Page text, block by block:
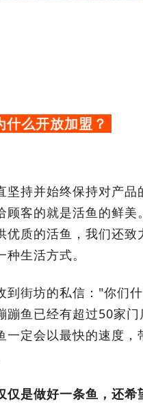
么开放加盟？
坚持并始终保持对产品
顾客的就是活鱼的鲜美
优质的活鱼，我们还
生活方式。
到街坊的私信："你们
蹦鱼已经有超过50家
一定会以最快的速度
仅是做好一条鱼，还